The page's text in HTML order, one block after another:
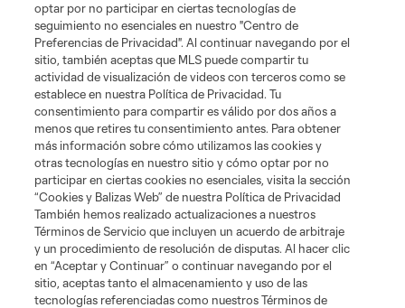
0:55
Gol: L. Engel vs. AFC, 54'
Acerca de MLS
Social
optar por no participar en ciertas tecnologías de
seguimiento no esenciales en nuestro "Centro de
Preferencias de Privacidad". Al continuar navegando por el
sitio, también aceptas que MLS puede compartir tu
actividad de visualización de videos con terceros como se
establece en nuestra Política de Privacidad. Tu
consentimiento para compartir es válido por dos años a
menos que retires tu consentimiento antes. Para obtener
más información sobre cómo utilizamos las cookies y
otras tecnologías en nuestro sitio y cómo optar por no
participar en ciertas cookies no esenciales, visita la sección
“Cookies y Balizas Web” de nuestra Política de Privacidad
También hemos realizado actualizaciones a nuestros
Términos de Servicio que incluyen un acuerdo de arbitraje
y un procedimiento de resolución de disputas. Al hacer clic
en “Aceptar y Continuar” o continuar navegando por el
sitio, aceptas tanto el almacenamiento y uso de las
tecnologías referenciadas como nuestros Términos de